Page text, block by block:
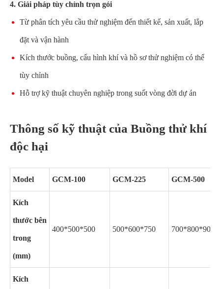
4. Giải pháp tùy chỉnh trọn gói
Từ phân tích yêu cầu thử nghiệm đến thiết kế, sản xuất, lắp
đặt và vận hành
Kích thước buồng, cấu hình khí và hồ sơ thử nghiệm có thể
tùy chỉnh
Hỗ trợ kỹ thuật chuyên nghiệp trong suốt vòng đời dự án
Thông số kỹ thuật của Buồng thử khí
độc hại
Model GCM-100 GCM-225 GCM-500
Kích
thước bên
trong
(mm)
400*500*500 500*600*750 700*800*900
Kích